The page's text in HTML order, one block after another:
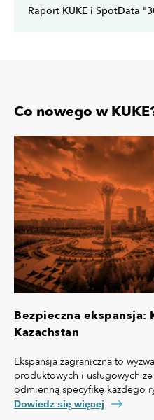
Raport KUKE i SpotData
Co nowego w
Bezpieczna ekspansja:
Kazachstan
Ekspansja zagraniczna to
produktowych i usługowych
odmienną specyfikę każdego
nie tylko przepisów prawa czy
Dowiedz się więcej